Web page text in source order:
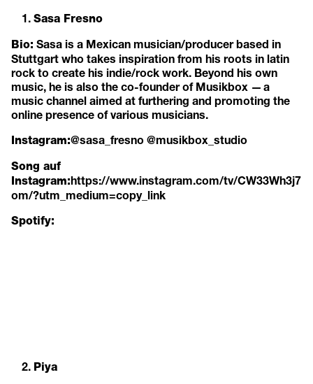
Sasa Fresno
Bio: Sasa is a Mexican musician/producer based in
Stuttgart who takes inspiration from his roots in latin
rock to create his indie/rock work. Beyond his own
music, he is also the co-founder of Musikbox — a
music channel aimed at furthering and promoting the
online presence of various musicians.
Instagram:@sasa_fresno @musikbox_studio
Song auf
Instagram:https://www.instagram.com/tv/CW33Wh3j7
om/?utm_medium=copy_link
Spotify:
Piya